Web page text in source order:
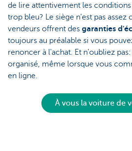
de lire attentivement les
trop bleu? Le siège n'est pas
vendeurs offrent des garanties
toujours au préalable si vous
renoncer à l'achat. Et n'oubliez
organisé, même lorsque vous
en ligne.
À vous la voiture de